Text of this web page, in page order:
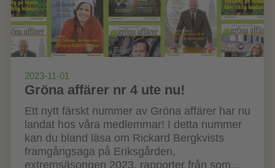
2023-11-01
Gröna affärer nr 4 ute nu!
Ett nytt färskt nummer av Gröna affärer har nu
landat hos våra medlemmar! I detta nummer
kan du bland läsa om Rickard Bergkvists
framgångsaga på Eriksgården,
extremsäsongen 2023, rapporter från som...